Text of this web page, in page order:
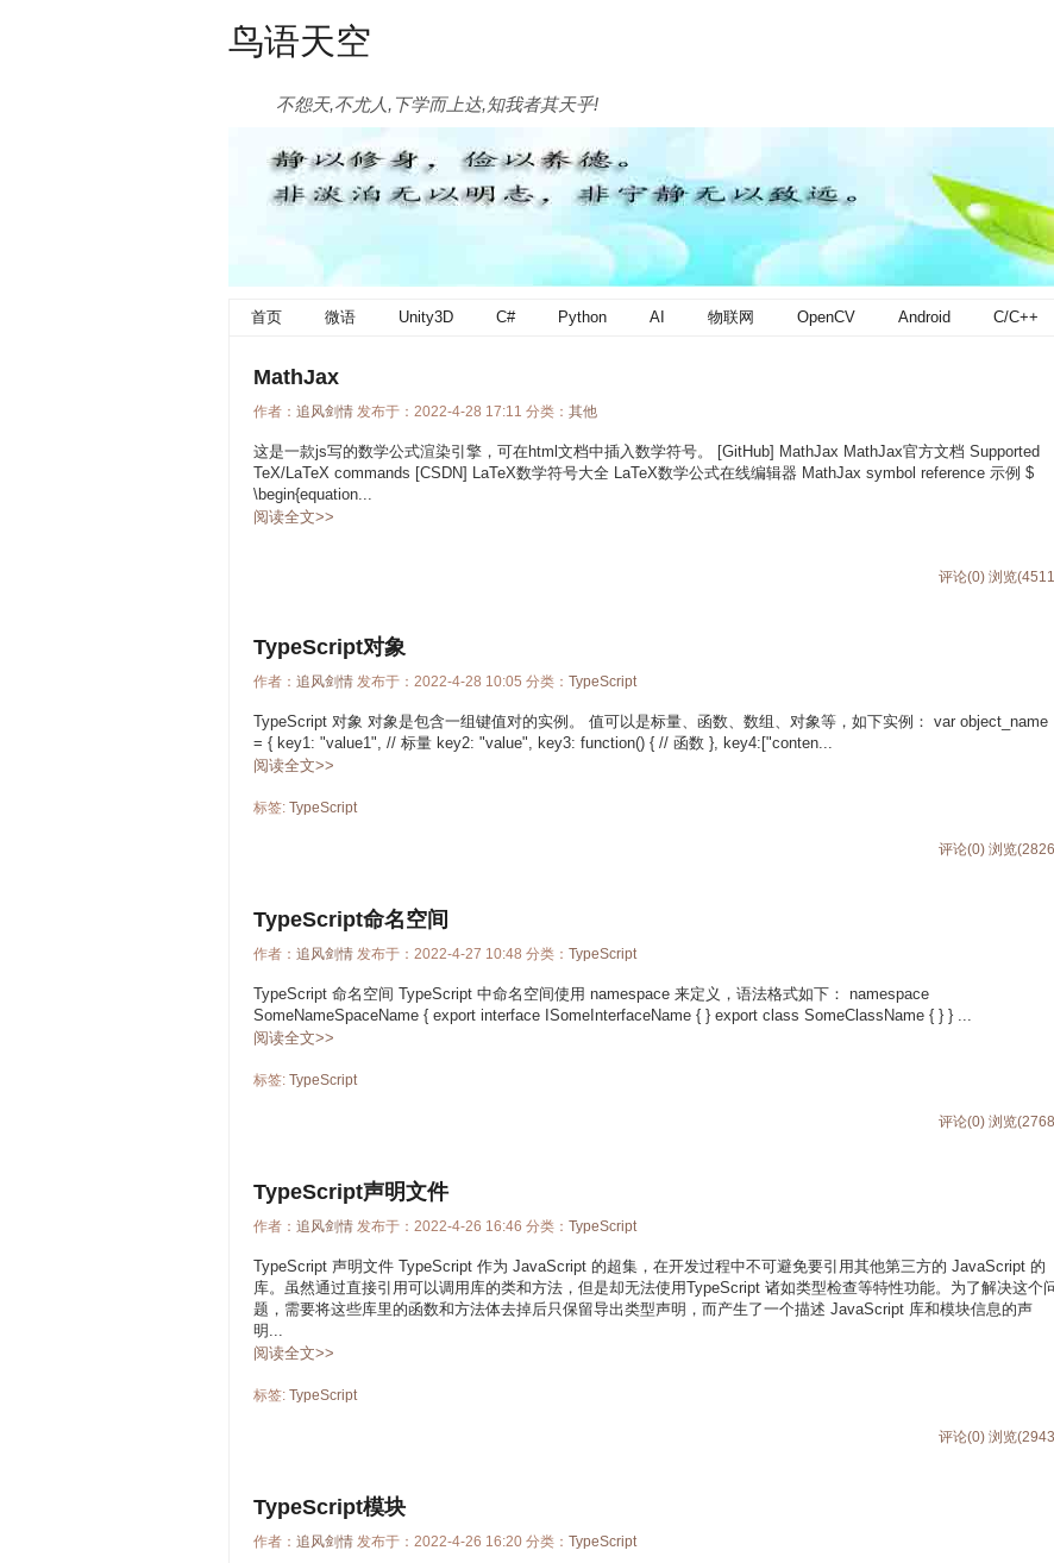
鸟语天空
不怨天,不尤人,下学而上达,知我者其天乎!
首页 微语 Unity3D C# Python AI 物联网 OpenCV Android C/C++
MathJax
作者： 追风剑情 发布于：2022-4-28 17:11 分类： 其他
这是一款js写的数学公式渲染引擎，可在html文档中插入数学符号。 [GitHub] MathJax MathJax官方文档 Supported
TeX/LaTeX commands [CSDN] LaTeX数学符号大全 LaTeX数学公式在线编辑器 MathJax symbol reference 示例 $
\begin{equation...
阅读全文>>
评论(0) 浏览
TypeScript对象
作者： 追风剑情 发布于：2022-4-28 10:05 分类： TypeScript
TypeScript 对象 对象是包含一组键值对的实例。 值可以是标量、函数、数组、对象等，如下实例： var object_name
= { key1: "value1", // 标量 key2: "value", key3: function() { // 函数 }, key4:["conten...
阅读全文>>
标签: TypeScript
评论(0) 浏览
TypeScript命名空间
作者： 追风剑情 发布于：2022-4-27 10:48 分类： TypeScript
TypeScript 命名空间 TypeScript 中命名空间使用 namespace 来定义，语法格式如下： namespace
SomeNameSpaceName { export interface ISomeInterfaceName { } export class SomeClassName { } } ...
阅读全文>>
标签: TypeScript
评论(0) 浏览
TypeScript声明文件
作者： 追风剑情 发布于：2022-4-26 16:46 分类： TypeScript
TypeScript 声明文件 TypeScript 作为 JavaScript 的超集，在开发过程中不可避免要引用其他第三方的 JavaScript 的
库。虽然通过直接引用可以调用库的类和方法，但是却无法使用TypeScript 诸如类型检查等特性功能。为了解决这个
题，需要将这些库里的函数和方法体去掉后只保留导出类型声明，而产生了一个描述 JavaScript 库和模块信息的声
明...
阅读全文>>
标签: TypeScript
评论(0) 浏览
TypeScript模块
作者： 追风剑情 发布于：2022-4-26 16:20 分类： TypeScript